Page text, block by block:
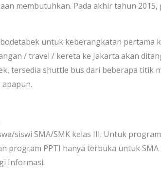
membutuhkan. Pada akhir tahun 2015,
untuk keberangkatan pertama
/ travel / kereta ke Jakarta akan
tersedia shuttle bus dari beberapa titik
siswi SMA/SMK kelas III. Untuk
program PPTI hanya terbuka untuk SMA
Informasi.